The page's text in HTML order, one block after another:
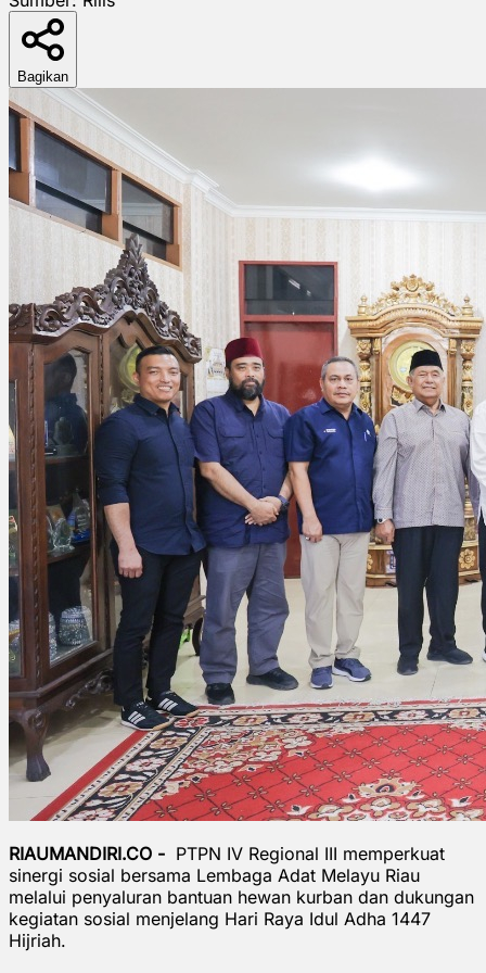
Bagikan
RIAUMANDIRI.CO - PTPN IV Regional III memperkuat
sinergi sosial bersama Lembaga Adat Melayu Riau
melalui penyaluran bantuan hewan kurban dan dukungan
kegiatan sosial menjelang Hari Raya Idul Adha 1447
Hijriah.